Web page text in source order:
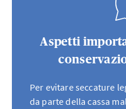
Aspetti
Per evitare seccature
da parte della cassa